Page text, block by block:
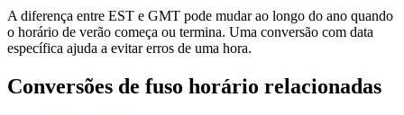
A diferença entre EST e GMT pode mudar ao longo do ano quando
o horário de verão começa ou termina. Uma conversão com data
específica ajuda a evitar erros de uma hora.
Conversões de fuso horário relacionadas